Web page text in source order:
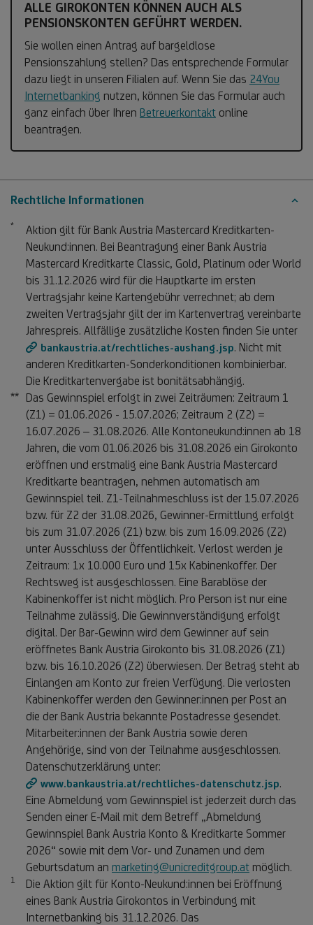
ALLE GIROKONTEN KÖNNEN AUCH ALS
PENSIONSKONTEN GEFÜHRT WERDEN.
Sie wollen einen Antrag auf bargeldlose
Pensionszahlung stellen? Das entsprechende Formular
dazu liegt in unseren Filialen auf. Wenn Sie das 24You
Internetbanking nutzen, können Sie das Formular auch
ganz einfach über Ihren Betreuerkontakt online
beantragen.
Rechtliche Informationen
* Fußnote *
Aktion gilt für Bank Austria Mastercard Kreditkarten-
Neukund:innen. Bei Beantragung einer Bank Austria
Mastercard Kreditkarte Classic, Gold, Platinum oder World
bis 31.12.2026 wird für die Hauptkarte im ersten
Vertragsjahr keine Kartengebühr verrechnet; ab dem
zweiten Vertragsjahr gilt der im Kartenvertrag vereinbarte
Jahrespreis. Allfällige zusätzliche Kosten finden Sie unter
bankaustria.at/rechtliches-aushang.jsp. Nicht mit
anderen Kreditkarten-Sonderkonditionen kombinierbar.
Die Kreditkartenvergabe ist bonitätsabhängig.
** Das Gewinnspiel erfolgt in zwei Zeiträumen: Zeitraum 1
(Z1) = 01.06.2026 - 15.07.2026; Zeitraum 2 (Z2) =
16.07.2026 – 31.08.2026. Alle Kontoneukund:innen ab 18
Jahren, die vom 01.06.2026 bis 31.08.2026 ein Girokonto
eröffnen und erstmalig eine Bank Austria Mastercard
Kreditkarte beantragen, nehmen automatisch am
Gewinnspiel teil. Z1-Teilnahmeschluss ist der 15.07.2026
bzw. für Z2 der 31.08.2026, Gewinner-Ermittlung erfolgt
bis zum 31.07.2026 (Z1) bzw. bis zum 16.09.2026 (Z2)
unter Ausschluss der Öffentlichkeit. Verlost werden je
Zeitraum: 1x 10.000 Euro und 15x Kabinenkoffer. Der
Rechtsweg ist ausgeschlossen. Eine Barablöse der
Kabinenkoffer ist nicht möglich. Pro Person ist nur eine
Teilnahme zulässig. Die Gewinnverständigung erfolgt
digital. Der Bar-Gewinn wird dem Gewinner auf sein
eröffnetes Bank Austria Girokonto bis 31.08.2026 (Z1)
bzw. bis 16.10.2026 (Z2) überwiesen. Der Betrag steht ab
Einlangen am Konto zur freien Verfügung. Die verlosten
Kabinenkoffer werden den Gewinner:innen per Post an
die der Bank Austria bekannte Postadresse gesendet.
Mitarbeiter:innen der Bank Austria sowie deren
Angehörige, sind von der Teilnahme ausgeschlossen.
Datenschutzerklärung unter:
www.bankaustria.at/rechtliches-datenschutz.jsp.
Eine Abmeldung vom Gewinnspiel ist jederzeit durch das
Senden einer E-Mail mit dem Betreff „Abmeldung
Gewinnspiel Bank Austria Konto & Kreditkarte Sommer
2026“ sowie mit dem Vor- und Zunamen und dem
Geburtsdatum an marketing@unicreditgroup.at möglich.
1 Fußnote 1
Die Aktion gilt für Konto-Neukund:innen bei Eröffnung
eines Bank Austria Girokontos in Verbindung mit
Internetbanking bis 31.12.2026. Das